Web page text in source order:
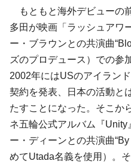
もともと海外デビューの
多田が映画「ラッシュアワ
ー・ブラウンとの共演曲
ズのプロデュース）での参
2002年にはUSのアイラン
契約を発表、日本の活動と
たすことになった。そこか
ネ五輪公式アルバム『Unity
ー・ディーンとの共演曲
めてUtada名義を使用）。そ